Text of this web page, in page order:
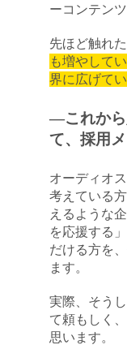
ーコンテン
先ほど触れた
も増やして
界に広げて
―これから
て、採用
オーディオ
考えている
えるような
を応援する
だける方を
ます。
実際、そう
て頼もしく
思います。